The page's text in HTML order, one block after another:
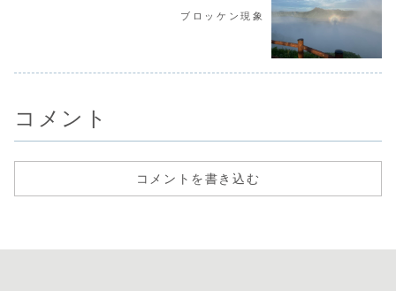
ブロッケン現象
コメント
コメントを書き込む